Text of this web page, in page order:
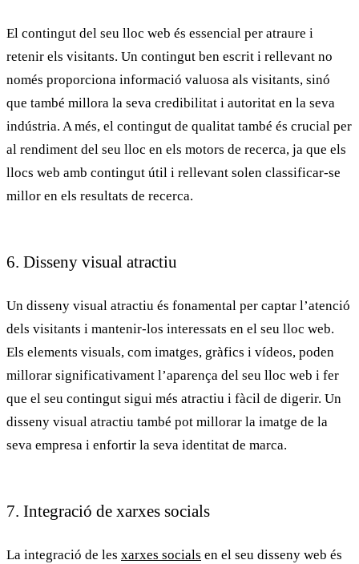
El contingut del seu lloc web és essencial per atraure i
retenir els visitants. Un contingut ben escrit i rellevant no
només proporciona informació valuosa als visitants, sinó
que també millora la seva credibilitat i autoritat en la seva
indústria. A més, el contingut de qualitat també és crucial per
al rendiment del seu lloc en els motors de recerca, ja que els
llocs web amb contingut útil i rellevant solen classificar-se
millor en els resultats de recerca.
6. Disseny visual atractiu
Un disseny visual atractiu és fonamental per captar l’atenció
dels visitants i mantenir-los interessats en el seu lloc web.
Els elements visuals, com imatges, gràfics i vídeos, poden
millorar significativament l’aparença del seu lloc web i fer
que el seu contingut sigui més atractiu i fàcil de digerir. Un
disseny visual atractiu també pot millorar la imatge de la
seva empresa i enfortir la seva identitat de marca.
7. Integració de xarxes socials
La integració de les xarxes socials en el seu disseny web és